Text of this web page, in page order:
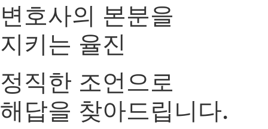
변호사의 본분을
지키는 율진
정직한 조언으로
해답을 찾아드립니다.